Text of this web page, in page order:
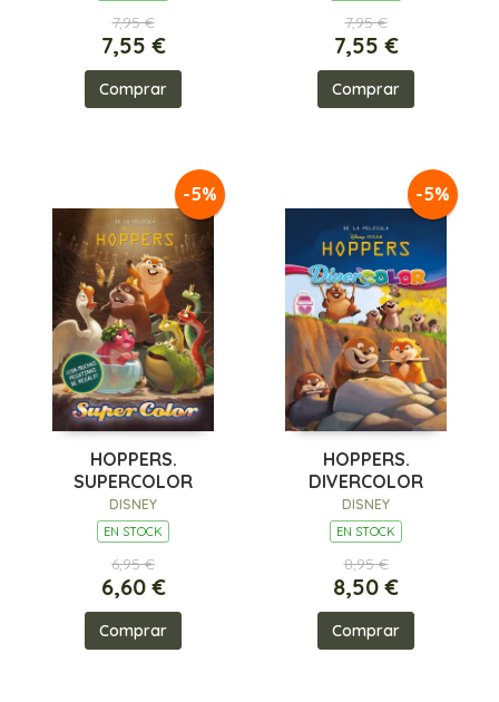
7,95 €
7,55 €
Comprar
7,95 €
7,55 €
Comprar
-5%
HOPPERS.
SUPERCOLOR
DISNEY
EN STOCK
6,95 €
6,60 €
Comprar
-5%
HOPPERS.
DIVERCOLOR
DISNEY
EN STOCK
8,95 €
8,50 €
Comprar